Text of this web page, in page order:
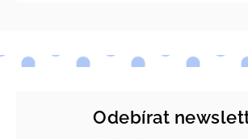
Odebírat